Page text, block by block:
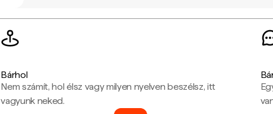
Bárhol
Nem számít, hol élsz vagy milyen nyelven beszélsz, itt
vagyunk neked.